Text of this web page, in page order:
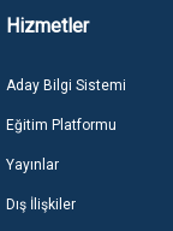
Hizmetler
Aday Bilgi Sistemi
Eğitim Platformu
Yayınlar
Dış İlişkiler